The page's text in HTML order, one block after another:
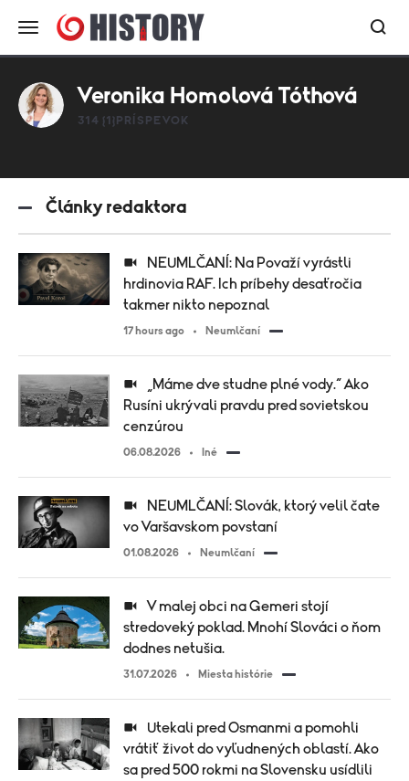
Veronika Homolová Tóthová
314 {1}PRÍSPEVOK
Články redaktora
hrdinovia RAF. Ich príbehy desaťročia
takmer nikto nepoznal
17 hours ago Neumlčaní
Rusíni ukrývali pravdu pred sovietskou
cenzúrou
06.08.2026 Iné
vo Varšavskom povstaní
01.08.2026 Neumlčaní
stredoveký poklad. Mnohí Slováci o ňom
dodnes netušia.
31.07.2026 Miesta histórie
vrátiť život do vyľudnených oblastí. Ako
sa pred 500 rokmi na Slovensku usídlili